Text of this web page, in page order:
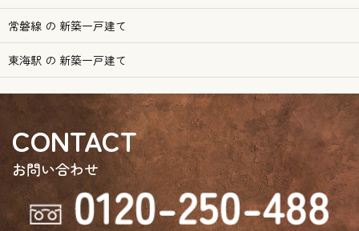
常磐線 の 新築一戸建て
東海駅 の 新築一戸建て
CONTACT
お問い合わせ